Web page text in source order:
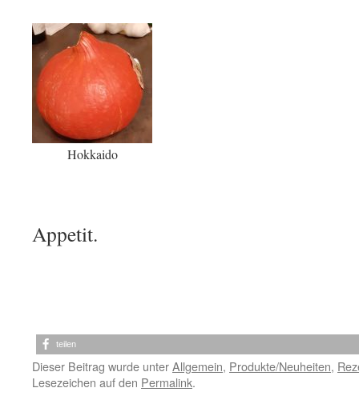
Hokkaido
Appetit.
teilen
Dieser Beitrag wurde unterAllgemein, Produkte/Neuheiten,
Lesezeichen auf den Permalink.